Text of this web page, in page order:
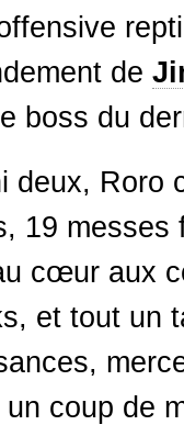
de
boss du
deux, Roro
19 messes
cœur aux
et tout un
un coup de